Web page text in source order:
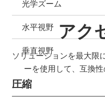
パ
テ
ィ
の
説
明
ロ
パ
テ
ィ
値
光学ズーム
水平視野
垂直視野
圧縮
アク
ソリューションを最大限
ーを使用して、互換性